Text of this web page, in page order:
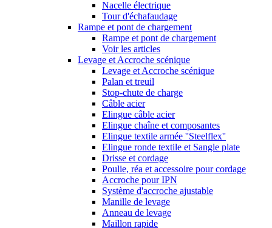
Nacelle électrique
Tour d'échafaudage
Rampe et pont de chargement
Rampe et pont de chargement
Voir les articles
Levage et Accroche scénique
Levage et Accroche scénique
Palan et treuil
Stop-chute de charge
Câble acier
Elingue câble acier
Elingue chaîne et composantes
Elingue textile armée ''Steelflex''
Elingue ronde textile et Sangle plate
Drisse et cordage
Poulie, réa et accessoire pour cordage
Accroche pour IPN
Système d'accroche ajustable
Manille de levage
Anneau de levage
Maillon rapide